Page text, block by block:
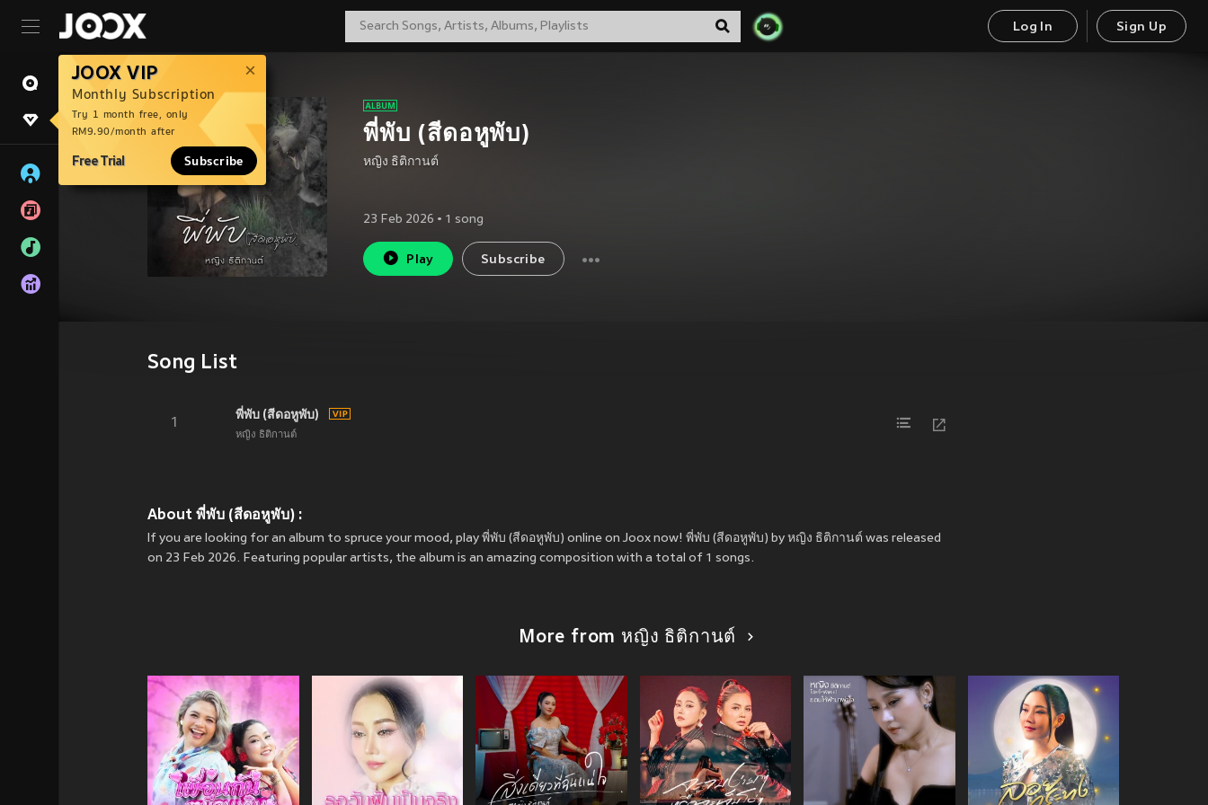
Log In Sign Up
JOOX VIP
Monthly Subscription
Try 1 month free, only
RM9.90/month after
Free Trial Subscribe
พี่พับ (สีดอหูพับ)
หญิง ธิติกานต์
23 Feb 2026 • 1 song
Play Subscribe
Song List
1
พี่พับ (สีดอหูพับ)
หญิง ธิติกานต์
About พี่พับ (สีดอหูพับ) :
If you are looking for an album to spruce your mood, play พี่พับ (สีดอหูพับ) online on Joox now! พี่พับ (สีดอหูพับ) by หญิง ธิติกานต์ was released
on 23 Feb 2026. Featuring popular artists, the album is an amazing composition with a total of 1 songs.
More from หญิง ธิติกานต์